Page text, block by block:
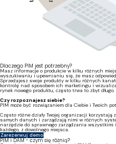
Dlaczego PIM jest potrzebny?
Masz informacje o produkcie w kilku różnych
wyszukiwaniu i upewnianiu się, że masz
Sprzedajesz swoje produkty w kilku różnych
kontrolę nad sposobem ich marketingu i
rynek nowego produktu, często trwa to zbyt długo.
Czy rozpoznajesz siebie?
PIM może być rozwiązaniem dla Ciebie i Twoich
Często różne działy Twojej organizacji
samych danych i zarządzają nimi w różnych
narzędzie do sprawnego zarządzania
każdego, z dowolnego miejsca.
Zarezerwuj demo
PIM i DAM - czym się różnią?